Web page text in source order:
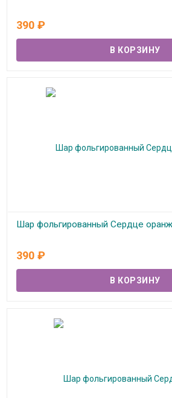
390 ₽
Шар фольгированный Сердце
390 ₽